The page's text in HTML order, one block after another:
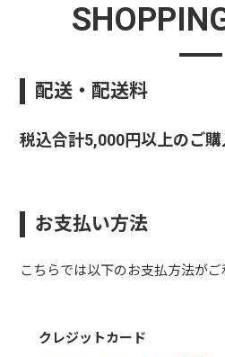
配送・配送料
税込合計5,000円以上のご
お支払い方法
こちらでは以下のお支払方法がご
クレジットカード